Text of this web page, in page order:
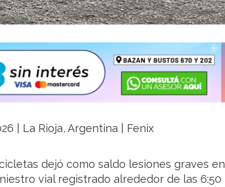
| La Rioja, Argentina | Fenix
dejó como saldo lesiones graves en
vial registrado alrededor de las 6:50